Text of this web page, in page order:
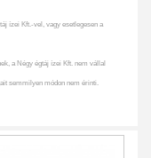
ízei Kft.-vel, vagy esetlegesen a
a Négy égtáj ízei Kft. nem vállal
semmilyen módon nem érinti.